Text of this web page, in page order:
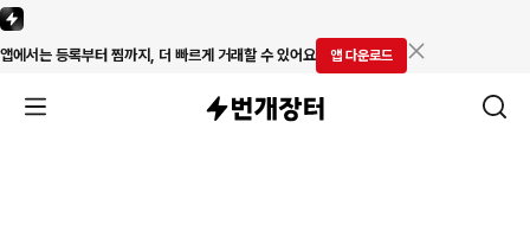
앱에서는 등록부터 찜까지, 더 빠르게 거래할 수 있어요 앱 다운로드